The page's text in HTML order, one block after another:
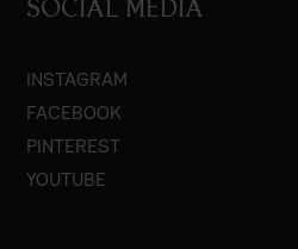
SOCIAL MEDIA
INSTAGRAM
FACEBOOK
PINTEREST
YOUTUBE